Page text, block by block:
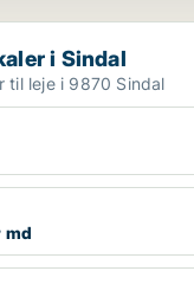
i Sindal
til leje i 9870 Sindal
md